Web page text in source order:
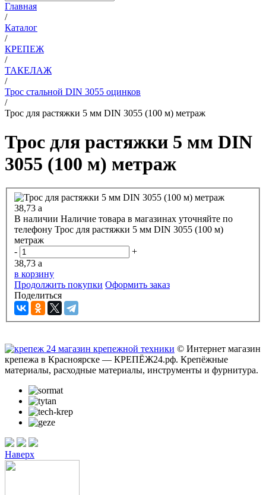
Главная
/
Каталог
/
КРЕПЕЖ
/
ТАКЕЛАЖ
/
Трос стальной DIN 3055 оцинков
/
Трос для растяжки 5 мм DIN 3055 (100 м) метраж
Трос для растяжки 5 мм DIN
3055 (100 м) метраж
38,73 a
В наличии Наличие товара в магазинах уточняйте по
телефону Трос для растяжки 5 мм DIN 3055 (100 м)
метраж
-
+
38,73 a
в корзину
Продолжить покупки Оформить заказ
Поделиться
© Интернет магазин
крепежа в Красноярске — КРЕПЁЖ24.рф. Крепёжные
материалы, расходные материалы, инструменты и фурнитура.
Наверх